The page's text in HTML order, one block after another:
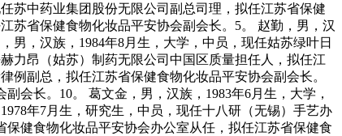
苏中药业集团股份无限公司副总司理，拟任江苏省保健
苏省保健食物化妆品平安协会副会长。5。 赵勤，男，汉
男，汉族，1984年8月生，大学，中员，现任姑苏绿叶日
力昂（姑苏）制药无限公司中国区质量担任人，拟任江
例副总，拟任江苏省保健食物化妆品平安协会副会长。
会长。10。 葛文金，男，汉族，1983年6月生，大学，
年7月生，研究生，中员，现任十八研（无锡）手艺办
健食物化妆品平安协会办公室从任，拟任江苏省保健食